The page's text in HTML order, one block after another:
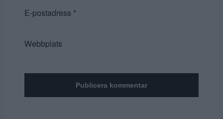
E-postadress *
Webbplats